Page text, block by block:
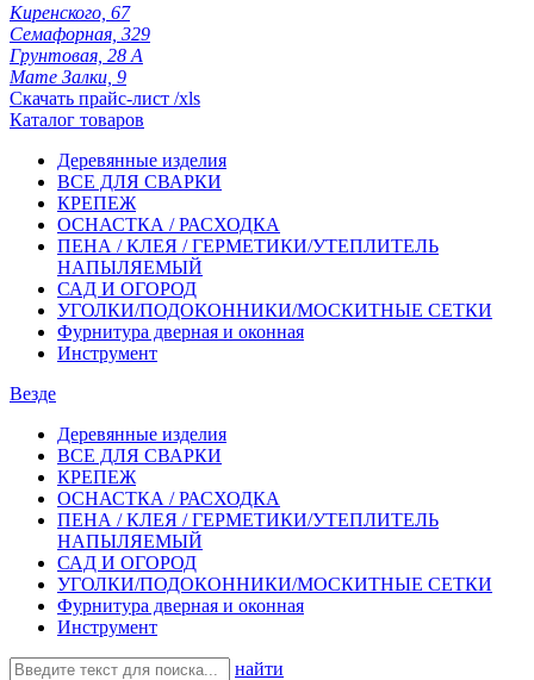
Киренского, 67
Семафорная, 329
Грунтовая, 28 А
Мате Залки, 9
Скачать прайс-лист /xls
Каталог товаров
Деревянные изделия
ВСЕ ДЛЯ СВАРКИ
КРЕПЕЖ
ОСНАСТКА / РАСХОДКА
ПЕНА / КЛЕЯ / ГЕРМЕТИКИ/УТЕПЛИТЕЛЬ
НАПЫЛЯЕМЫЙ
САД И ОГОРОД
УГОЛКИ/ПОДОКОННИКИ/МОСКИТНЫЕ СЕТКИ
Фурнитура дверная и оконная
Инструмент
Везде
Деревянные изделия
ВСЕ ДЛЯ СВАРКИ
КРЕПЕЖ
ОСНАСТКА / РАСХОДКА
ПЕНА / КЛЕЯ / ГЕРМЕТИКИ/УТЕПЛИТЕЛЬ
НАПЫЛЯЕМЫЙ
САД И ОГОРОД
УГОЛКИ/ПОДОКОННИКИ/МОСКИТНЫЕ СЕТКИ
Фурнитура дверная и оконная
Инструмент
найти